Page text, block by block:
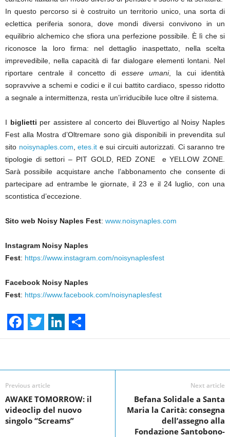
In questo percorso si è costruito un territorio unico, una sorta di
eclettica periferia sonora, dove mondi diversi convivono in un
equilibrio alchemico che sfiora una perfezione possibile. È lì che si
riconosce la loro firma: nel dettaglio inaspettato, nella scelta
imprevedibile, nella capacità di far dialogare elementi lontani. Nel
riportare centrale il concetto di essere umani, la cui identità
sopravvive a schemi e codici e il cui battito cardiaco, spesso ridotto
a segnale a intermittenza, resta un’irriducibile luce oltre il sistema.
I biglietti per assistere al concerto dei Bluvertigo al Noisy Naples
Fest alla Mostra d’Oltremare sono già disponibili in prevendita sul
sito noisynaples.com ,etes.it e sui circuiti autorizzati. Ci saranno tre
tipologie di settori – PIT GOLD, RED ZONE e YELLOW ZONE.
Sarà possibile acquistare anche l’abbonamento che consente di
partecipare ad entrambe le giornate, il 23 e il 24 luglio, con una
scontistica d’eccezione.
Sito web Noisy Naples Fest: www.noisynaples.com
Instagram Noisy Naples
Fest: https://www.instagram.com/noisynaplesfest
Facebook Noisy Naples
Fest: https://www.facebook.com/noisynaplesfest
F
c
e
b
o
T
i
t
t
e
L
n
k
e
d
S
a
e
Previous article
AWAKE TOMORROW: il
videoclip del nuovo
singolo “Screams”
Next article
Befana Solidale a Santa
Maria la Carità: consegna
dell’assegno alla
Fondazione Santobono-